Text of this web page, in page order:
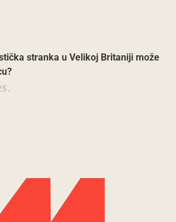
stranka u Velikoj Britaniji može